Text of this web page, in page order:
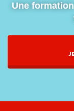
Une